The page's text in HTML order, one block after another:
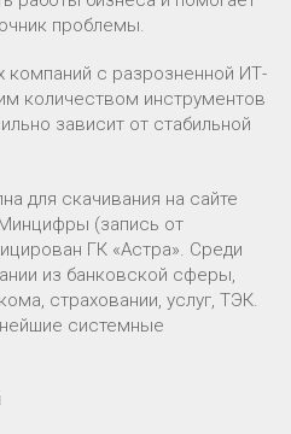
проблемы.
компаний с разрозненной ИТ-
количеством инструментов
зависит от стабильной
для скачивания на сайте
(запись от
ГК «Астра». Среди
из банковской сферы,
страховании, услуг, ТЭК.
системные